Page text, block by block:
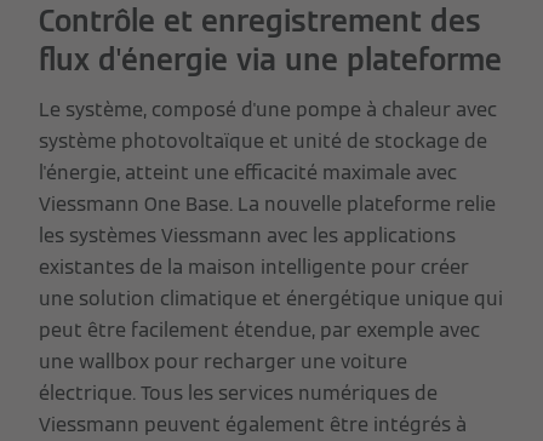
Contrôle et enregistrement des
flux d'énergie via une plateforme
Le système, composé d'une pompe à chaleur avec
système photovoltaïque et unité de stockage de
l'énergie, atteint une efficacité maximale avec
Viessmann One Base. La nouvelle plateforme relie
les systèmes Viessmann avec les applications
existantes de la maison intelligente pour créer
une solution climatique et énergétique unique qui
peut être facilement étendue, par exemple avec
une wallbox pour recharger une voiture
électrique. Tous les services numériques de
Viessmann peuvent également être intégrés à